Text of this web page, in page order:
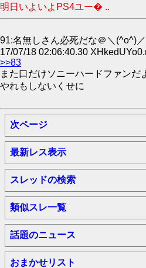
明日いよいよPS4ユー� ..
91:名無しさん必死だな＠＼(^o^)／
17/07/18 02:06:40.30
>>83
また口だけソニーハードファンだ
やれもしないくせに
次ページ
最新レス表示
スレッドの検索
類似スレ一覧
話題のニュース
おまかせリスト